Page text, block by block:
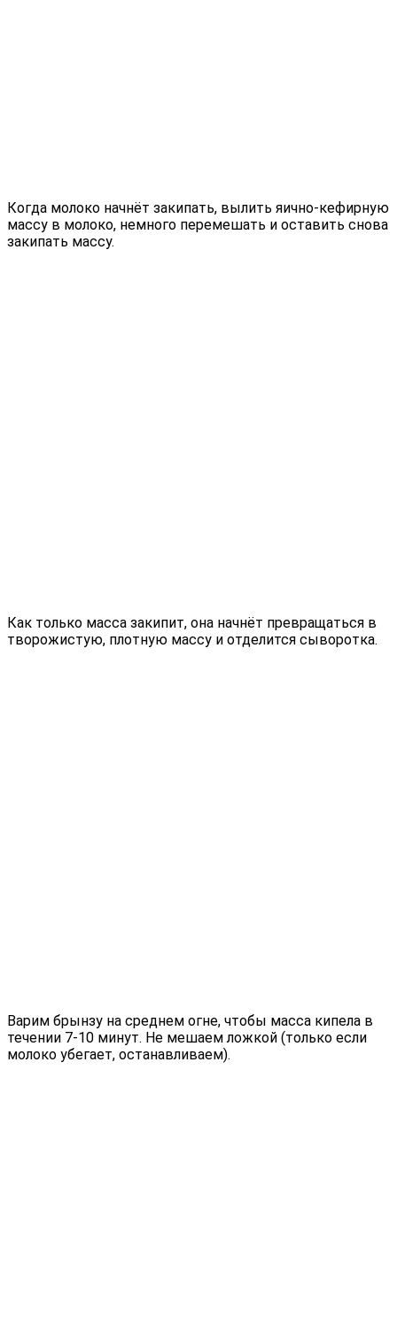
Когда молоко начнёт закипать, вылить яично-кефирную
массу в молоко, немного перемешать и оставить снова
закипать массу.
Как только масса закипит, она начнёт превращаться в
творожистую, плотную массу и отделится сыворотка.
Варим брынзу на среднем огне, чтобы масса кипела в
течении 7-10 минут. Не мешаем ложкой (только если
молоко убегает, останавливаем).